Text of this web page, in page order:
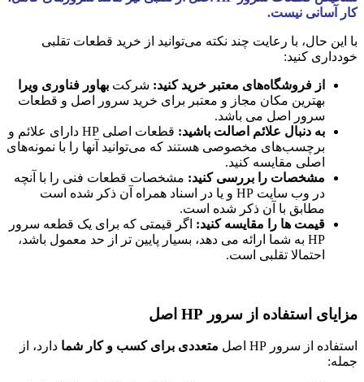
کار آسانی نیست.
با این حال، با رعایت چند نکته می‌توانید از خرید قطعات تقلبی
خودداری کنید:
از فروشگاه‌های معتبر خرید کنید: شرکت بهاور فناوری ویرا
بهترین مکان مجاز و معتبر برای خرید سرور اصل و قطعات
سرور اصل می باشد.
به دنبال علائم اصالت باشید:
قطعات اصلی HP دارای علائم و
برچسب‌های مخصوصی هستند که می‌توانید آنها را با نمونه‌های
اصلی مقایسه کنید.
مشخصات را بررسی کنید: مشخصات قطعات فنی را با آنچه
در وب سایت HP و یا در اسناد همراه آن ذکر شده است
مطابق با آن ذکر شده است.
قیمت ها را مقایسه کنید: اگر قیمتی که برای یک قطعه سرور
HP به شما ارائه می دهد، بسیار پایین تر از حد معمول باشد،
احتمالا تقلبی است.
مزایای استفاده از سرور HP اصل
استفاده از سرور HP اصل متعددی برای کسب و کار شما دارد، از
جمله: